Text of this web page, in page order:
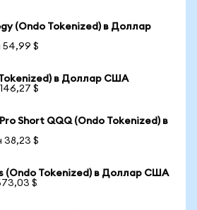
(Ondo Tokenized) в Доллар
54,99 $
в Доллар США
$
Short QQQ (Ondo Tokenized) в
38,23 $
(Ondo Tokenized) в Доллар США
$